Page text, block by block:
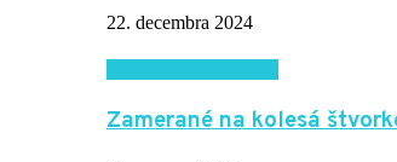
22. decembra 2024
Zamerané na kolesá